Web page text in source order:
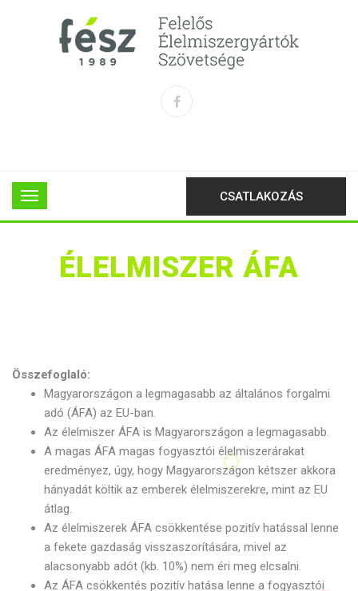
CSATLAKOZÁS
ÉLELMISZER ÁFA
Összefoglaló:
Magyarországon a legmagasabb az általános forgalmi
adó (ÁFA) az EU-ban.
Az élelmiszer ÁFA is Magyarországon a legmagasabb.
A magas ÁFA magas fogyasztói élelmiszerárakat
eredményez, úgy, hogy Magyarországon kétszer akkora
hányadát költik az emberek élelmiszerekre, mint az EU
átlag.
Az élelmiszerek ÁFA csökkentése pozitív hatással lenne
a fekete gazdaság visszaszorítására, mivel az
alacsonyabb adót (kb. 10%) nem éri meg elcsalni.
Az ÁFA csökkentés pozitív hatása lenne a fogyasztói